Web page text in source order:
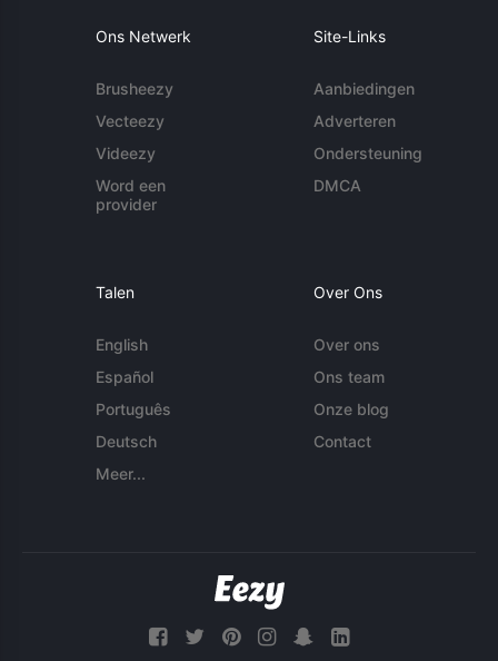
Ons Netwerk
Brusheezy
Vecteezy
Videezy
Word een
provider
Site-Links
Aanbiedingen
Adverteren
Ondersteuning
DMCA
Talen
English
Español
Português
Deutsch
Meer...
Over Ons
Over ons
Ons team
Onze blog
Contact